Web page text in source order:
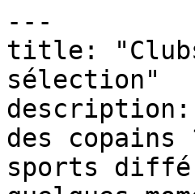
---
title: "Clubs
sélection"
des
sports